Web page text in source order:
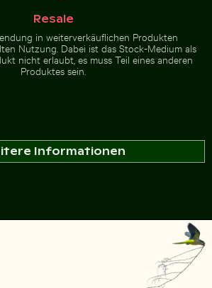
Resale
in weiterverkäuflichen Produkten
Nutzung. Dabei ist das Stock-Medium als
nicht erlaubt, es muss Teil eines anderen
Produktes sein.
Informationen